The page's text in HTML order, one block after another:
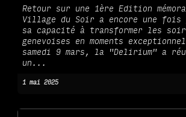
Retour sur une 1ère Edition
Village du Soir a encore une fois
sa capacité à transformer les
genevoises en moments
samedi 9 mars, la "Delirium" a
un...
1 mai 2025